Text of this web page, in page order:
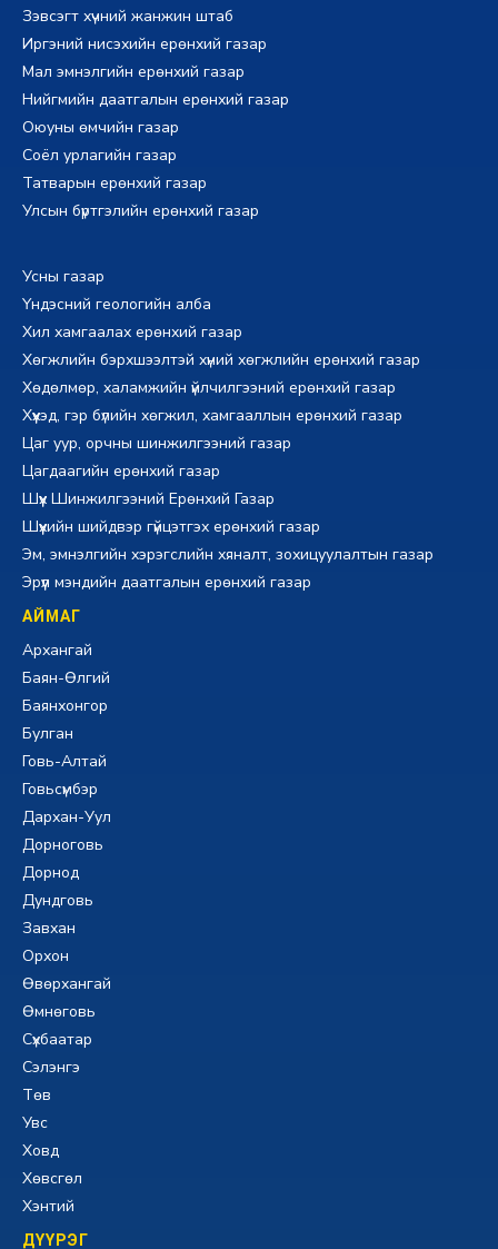
Зэвсэгт хүчний жанжин штаб
Иргэний нисэхийн ерөнхий газар
Мал эмнэлгийн ерөнхий газар
Нийгмийн даатгалын ерөнхий газар
Оюуны өмчийн газар
Соёл урлагийн газар
Татварын ерөнхий газар
Улсын бүртгэлийн ерөнхий газар
Усны газар
Үндэсний геологийн алба
Хил хамгаалах ерөнхий газар
Хөгжлийн бэрхшээлтэй хүний хөгжлийн ерөнхий газар
Хөдөлмөр, халамжийн үйлчилгээний ерөнхий газар
Хүүхэд, гэр бүлийн хөгжил, хамгааллын ерөнхий газар
Цаг уур, орчны шинжилгээний газар
Цагдаагийн ерөнхий газар
Шүүх Шинжилгээний Ерөнхий Газар
Шүүхийн шийдвэр гүйцэтгэх ерөнхий газар
Эм, эмнэлгийн хэрэгслийн хяналт, зохицуулалтын газар
Эрүүл мэндийн даатгалын ерөнхий газар
АЙМАГ
Архангай
Баян-Өлгий
Баянхонгор
Булган
Говь-Алтай
Говьсүмбэр
Дархан-Уул
Дорноговь
Дорнод
Дундговь
Завхан
Орхон
Өвөрхангай
Өмнөговь
Сүхбаатар
Сэлэнгэ
Төв
Увс
Ховд
Хөвсгөл
Хэнтий
ДҮҮРЭГ